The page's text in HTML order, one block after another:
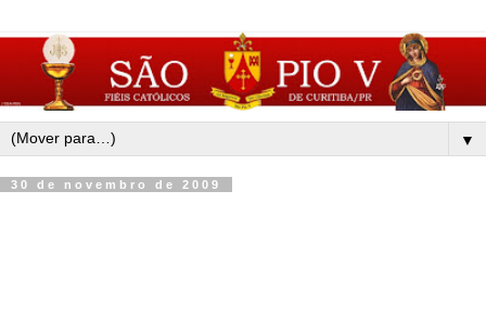
▼
30 de novembro de 2009